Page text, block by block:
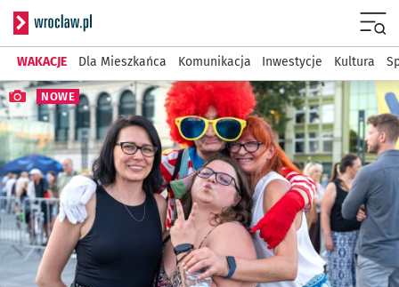
Serwis informacyjny
WAKACJE Dla Mieszkańca Komunikacja Inwestycje Kultura
Najnowsze artykuły
NOWE